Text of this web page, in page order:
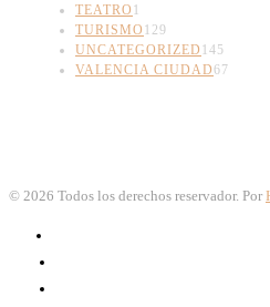
TEATRO 1
TURISMO 129
UNCATEGORIZED 145
VALENCIA CIUDAD67
© 2026 Todos los derechos reservador. Por